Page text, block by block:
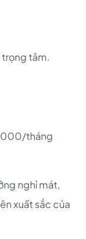
trọng tâm.
tháng
nghỉ mát,
xuất sắc của